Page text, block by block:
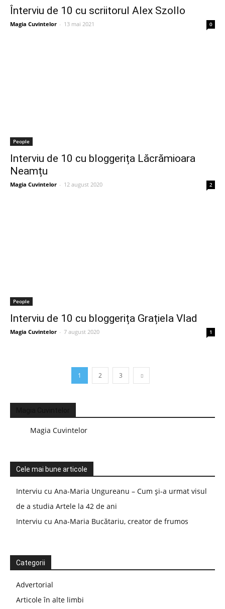
Înterviu de 10 cu scriitorul Alex Szollo
Magia Cuvintelor - 13 mai 2021 0
People
Interviu de 10 cu bloggerița Lăcrămioara
Neamțu
Magia Cuvintelor - 12 august 2020 2
People
Interviu de 10 cu bloggerița Grațiela Vlad
Magia Cuvintelor - 7 august 2020 1
1 2 3
Magia Cuvintelor
Cele mai bune articole
Interviu cu Ana-Maria Ungureanu – Cum și-a urmat visul
de a studia Artele la 42 de ani
Interviu cu Ana-Maria Bucătariu, creator de frumos
Categorii
Advertorial
Articole în alte limbi